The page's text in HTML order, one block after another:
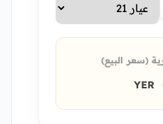
(سعر البيع)
YER